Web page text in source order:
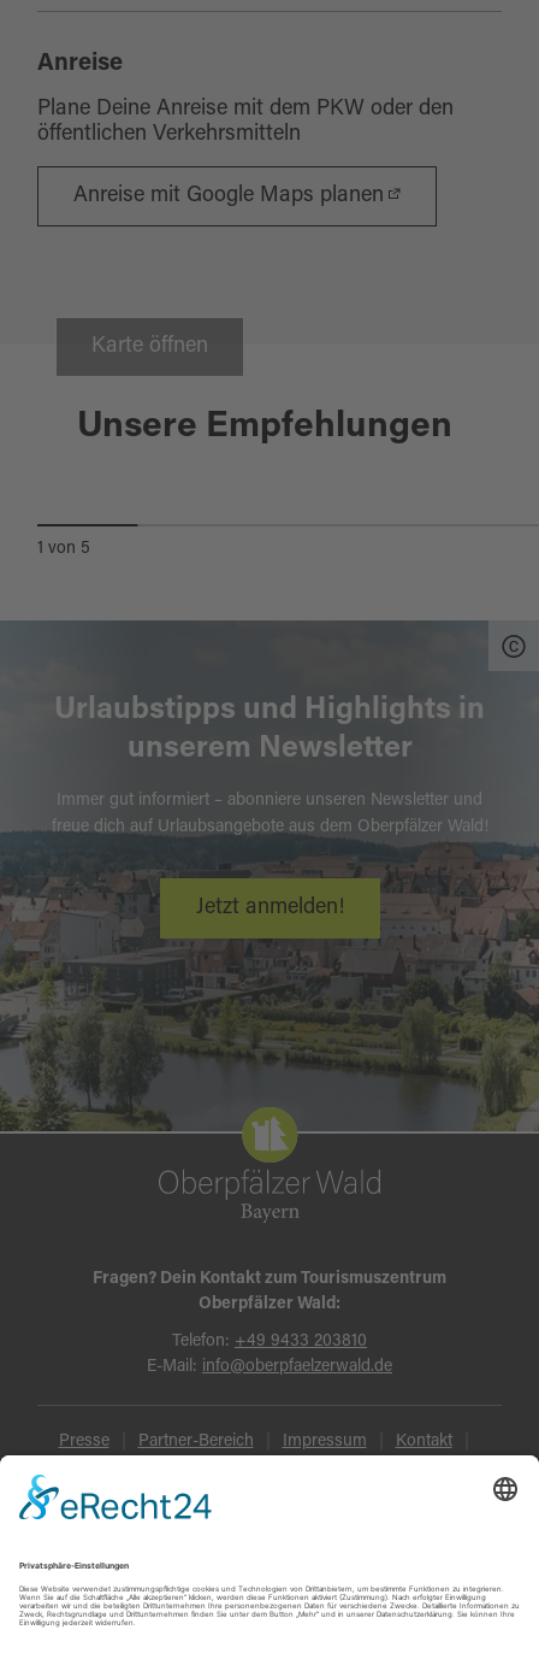
Anreise
Plane Deine Anreise mit dem PKW oder den
öffentlichen Verkehrsmitteln
Anreise mit Google Maps planen
Karte öffnen
Unsere Empfehlungen
Windischeschenbach
KOMMUNBRAUHAUS
1 von 5
Urlaubstipps und Highlights in
unserem Newsletter
Immer gut informiert – abonniere unseren Newsletter und
freue dich auf Urlaubsangebote aus dem Oberpfälzer Wald!
Jetzt anmelden!
Fragen? Dein Kontakt zum Tourismuszentrum
Oberpfälzer Wald:
Telefon: +49 9433 203810
E-Mail: info@oberpfaelzerwald.de
Presse Partner-Bereich Impressum Kontakt
Datenschutz